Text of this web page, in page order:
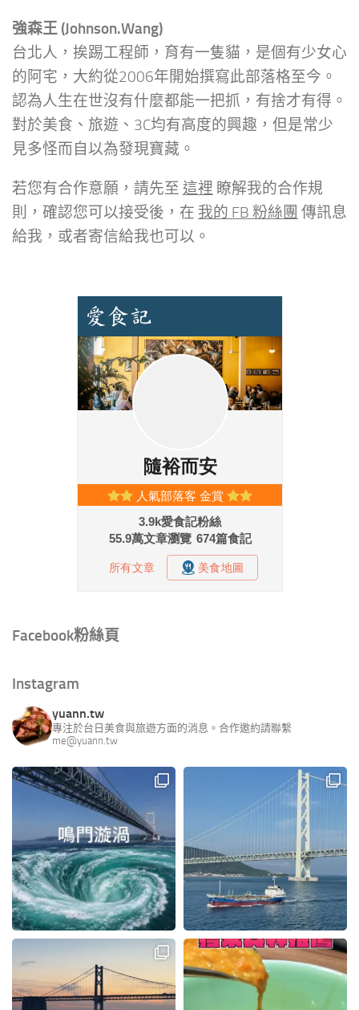
強森王 (Johnson.Wang)
台北人，挨踢工程師，育有一隻貓，是個有少女心
的阿宅，大約從2006年開始撰寫此部落格至今。
認為人生在世沒有什麼都能一把抓，有捨才有得。
對於美食、旅遊、3C均有高度的興趣，但是常少
見多怪而自以為發現寶藏。
若您有合作意願，請先至 這裡 瞭解我的合作規
則，確認您可以接受後，在 我的 FB 粉絲團 傳訊息
給我，或者寄信給我也可以。
Facebook粉絲頁
Instagram
yuann.tw
專注於台日美食與旅遊方面的消息。合作邀約請聯繫
me@yuann.tw